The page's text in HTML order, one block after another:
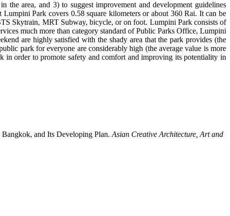
area, and 3) to suggest improvement and development guidelines
Park covers 0.58 square kilometers or about 360 Rai. It can be
Skytrain, MRT Subway, bicycle, or on foot. Lumpini Park consists of
much more than category standard of Public Parks Office, Lumpini
are highly satisfied with the shady area that the park provides (the
park for everyone are considerably high (the average value is more
order to promote safety and comfort and improving its potentiality in
and Its Developing Plan. Asian Creative Architecture, Art and